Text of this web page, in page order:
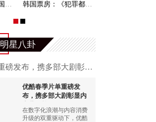
SEVENTEEN携手国际组织在东帝汶建立学习中心 韩国票房：《犯罪都市》系列累计观影破4000万
明星八卦
优酷春季片单重磅发布，携多部大剧彰显内容营销战
优酷春季片单重磅发
布，携多部大剧彰显内
在数字化浪潮与内容消费
升级的双重驱动下，优酷